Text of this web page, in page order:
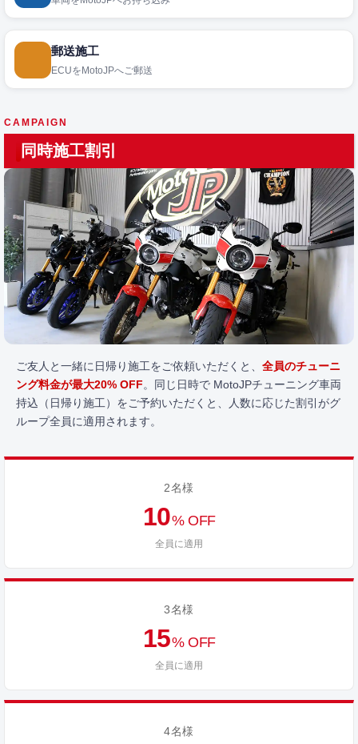
郵送施工
ECUをMotoJPへご郵送
CAMPAIGN
同時施工割引
ご友人と一緒に日帰り施工をご依頼いただくと、 全員のチューニ
ング料金が最大20% OFF。同じ日時で MotoJPチューニング車両
持込（日帰り施工）をご予約いただくと、人数に応じた割引がグ
ループ全員に適用されます。
2名様
10% OFF
全員に適用
3名様
15% OFF
全員に適用
4名様